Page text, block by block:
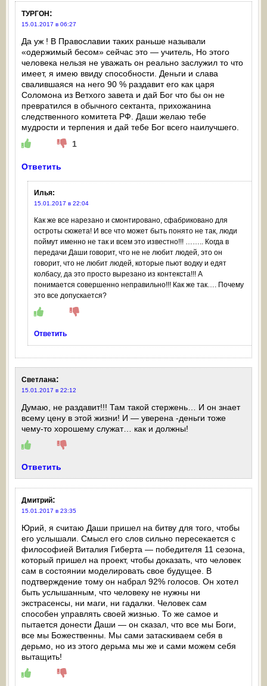
ТУРГОН :
15.01.2017 в 06:27
Да уж ! В Православии таких раньше называли
«одержимый бесом» сейчас это — учитель, Но этого
человека нельзя не уважать он реально заслужил то что
имеет, я имею ввиду способности. Деньги и слава
свалившаяся на него 90 % раздавит его как царя
Соломона из Ветхого завета и дай Бог что бы он не
превратился в обычного сектанта, прихожанина
следственного комитета РФ. Даши желаю тебе
мудрости и терпения и дай тебе Бог всего наилучшего.
1
Ответить
Илья:
15.01.2017 в 22:04
Как же все нарезано и смонтировано, сфабриковано для
остроты сюжета! И все что может быть понято не так, люди
поймут именно не так и всем это известно!!! …….. Когда в
передачи Даши говорит, что не не любит людей, это он
говорит, что не любит людей, которые пьют водку и едят
колбасу, да это просто вырезано из контекста!!! А
понимается совершенно неправильно!!! Как же так…. Почему
это все допускается?
Ответить
Светлана:
15.01.2017 в 22:12
Думаю, не раздавит!!! Там такой стержень… И он знает
всему цену в этой жизни! И — уверена -деньги тоже
чему-то хорошему служат… как и должны!
Ответить
Дмитрий:
15.01.2017 в 23:35
Юрий, я считаю Даши пришел на битву для того, чтобы
его услышали. Смысл его слов сильно пересекается с
философией Виталия Гиберта — победителя 11 сезона,
который пришел на проект, чтобы доказать, что человек
сам в состоянии моделировать свое будущее. В
подтверждение тому он набрал 92% голосов. Он хотел
быть услышанным, что человеку не нужны ни
экстрасенсы, ни маги, ни гадалки. Человек сам
способен управлять своей жизнью. То же самое и
пытается донести Даши — он сказал, что все мы Бoги,
все мы Божeственны. Мы сами затаскиваем себя в
дерьмо, но из этого дерьма мы же и сами можем себя
вытащить!